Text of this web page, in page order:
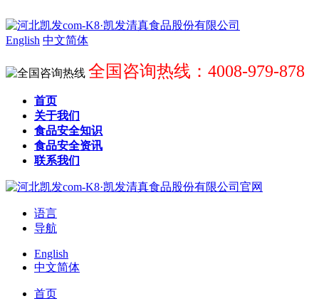
English 中文简体
全国咨询热线：4008-979-878
首页
关于我们
食品安全知识
食品安全资讯
联系我们
语言
导航
English
中文简体
首页